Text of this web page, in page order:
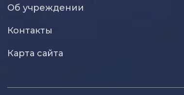
Об учреждении
Контакты
Карта сайта